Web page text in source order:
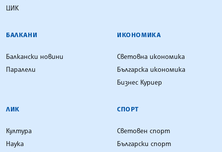
ЦИК
БАЛКАНИ
Балкански новини
Паралели
ИКОНОМИКА
Световна икономика
Българска икономика
Бизнес Куриер
ЛИК
Култура
Наука
СПОРТ
Световен спорт
Български спорт